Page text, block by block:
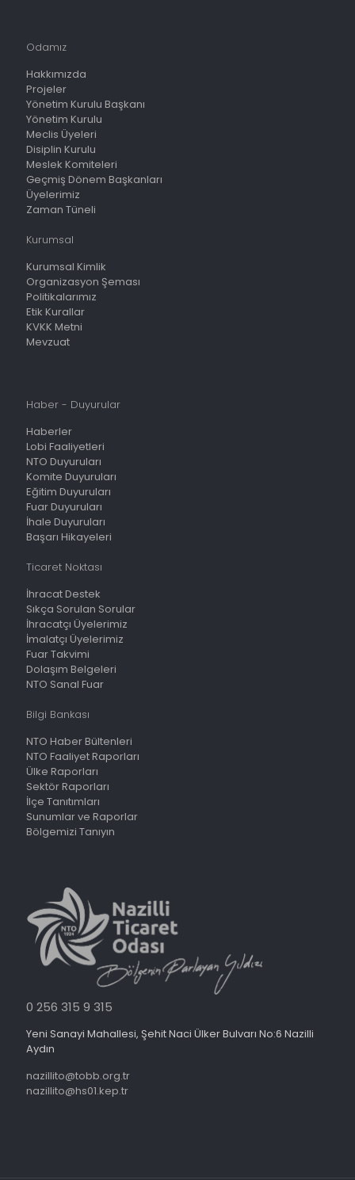
Odamız
Hakkımızda
Projeler
Yönetim Kurulu Başkanı
Yönetim Kurulu
Meclis Üyeleri
Disiplin Kurulu
Meslek Komiteleri
Geçmiş Dönem Başkanları
Üyelerimiz
Zaman Tüneli
Kurumsal
Kurumsal Kimlik
Organizasyon Şeması
Politikalarımız
Etik Kurallar
KVKK Metni
Mevzuat
Haber - Duyurular
Haberler
Lobi Faaliyetleri
NTO Duyuruları
Komite Duyuruları
Eğitim Duyuruları
Fuar Duyuruları
İhale Duyuruları
Başarı Hikayeleri
Ticaret Noktası
İhracat Destek
Sıkça Sorulan Sorular
İhracatçı Üyelerimiz
İmalatçı Üyelerimiz
Fuar Takvimi
Dolaşım Belgeleri
NTO Sanal Fuar
Bilgi Bankası
NTO Haber Bültenleri
NTO Faaliyet Raporları
Ülke Raporları
Sektör Raporları
İlçe Tanıtımları
Sunumlar ve Raporlar
Bölgemizi Tanıyın
0 256 315 9 315
Yeni Sanayi Mahallesi, Şehit Naci Ülker Bulvarı No:6 Nazilli
Aydın
nazillito@tobb.org.tr
nazillito@hs01.kep.tr